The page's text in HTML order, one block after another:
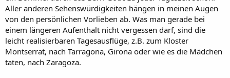
Aller anderen Sehenswürdigkeiten hängen in meinen Augen
von den persönlichen Vorlieben ab. Was man gerade bei
einem längeren Aufenthalt nicht vergessen darf, sind die
leicht realisierbaren Tagesausflüge, z.B. zum Kloster
Montserrat, nach Tarragona, Girona oder wie es die Mädchen
taten, nach Zaragoza.